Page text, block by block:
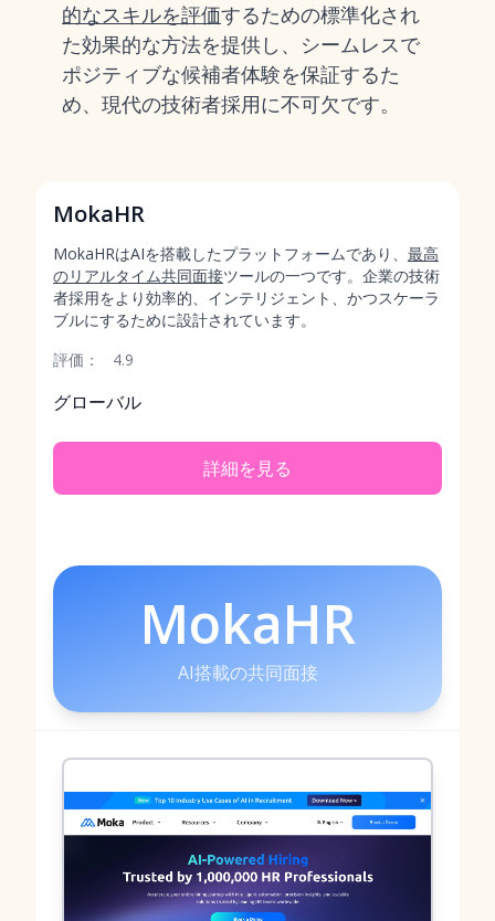
的なスキルを評価するための標準化され
た効果的な方法を提供し、シームレスで
ポジティブな候補者体験を保証するた
め、現代の技術者採用に不可欠です。
MokaHR
MokaHRはAIを搭載したプラットフォームであり、 最高
のリアルタイム共同面接ツールの一つです。企業の技術
者採用をより効率的、インテリジェント、かつスケーラ
ブルにするために設計されています。
評価：
4.9
グローバル
詳細を見る
MokaHR
AI搭載の共同面接